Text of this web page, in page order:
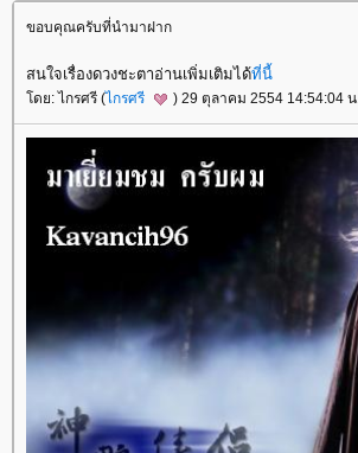
ขอบคุณครับที่นำมาฝาก
สนใจเรื่องดวงชะตาอ่านเพิ่มเติมได้ที่นี้
ดย: ไกรศรี (ไกรศรี ) 29 ตุลาคม 2554 14:54:04 น.